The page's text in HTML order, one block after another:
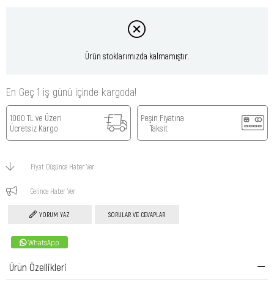
Ürün stoklarımızda kalmamıştır.
En Geç 1 iş günü içinde kargoda!
1000 TL ve Üzeri
Ücretsiz Kargo
Peşin Fiyatına
Taksit
Fiyat Düşünce Haber Ver
Gelince Haber Ver
YORUM YAZ SORULAR VE CEVAPLAR
WhatsApp
Ürün Özellikleri